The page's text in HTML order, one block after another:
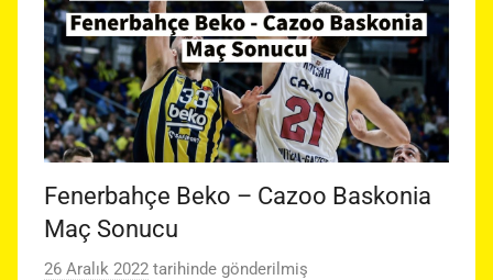
Fenerbahçe Beko – Cazoo Baskonia
Maç Sonucu
26 Aralık 2022 tarihinde gönderilmiş